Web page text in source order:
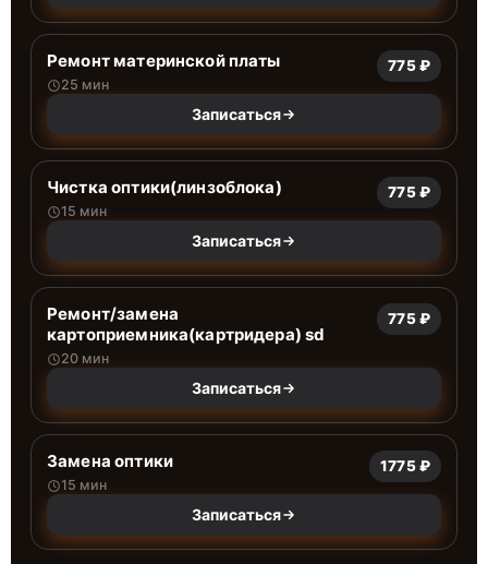
Ремонт материнской платы
25 мин
775 ₽
Записаться
Чистка оптики(линзоблока)
15 мин
775 ₽
Записаться
Ремонт/замена
картоприемника(картридера) sd
20 мин
775 ₽
Записаться
Замена оптики
15 мин
1775 ₽
Записаться